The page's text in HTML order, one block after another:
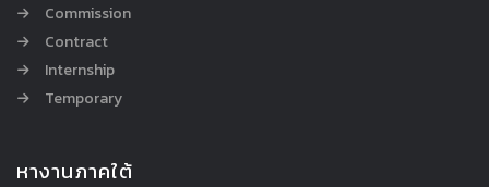
Commission
Contract
Internship
Temporary
หางานภาคใต้